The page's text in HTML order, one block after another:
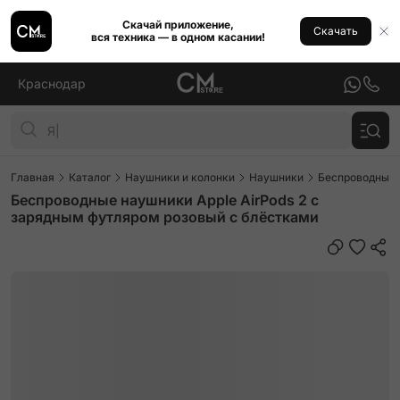
Скачай приложение,
вся техника — в одном касании!
Скачать
Краснодар
Главная Каталог Наушники и колонки Наушники Беспроводные
Беспроводные наушники Apple AirPods 2 с
зарядным футляром розовый с блёстками